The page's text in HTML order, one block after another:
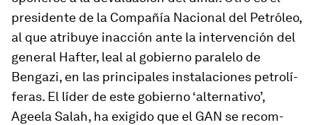
pre­si­dente de la Compañía Nacional del Petróleo,
al que atri­buye inac­ción ante la in­ter­ven­ción del
ge­neral Hafter, leal al go­bierno pa­ra­lelo de
Bengazi, en las prin­ci­pales ins­ta­la­ciones pe­tro­lí­
fe­ras. El líder de este go­bierno ‘alternativo’,
Ageela Salah, ha exi­gido que el GAN se re­com­